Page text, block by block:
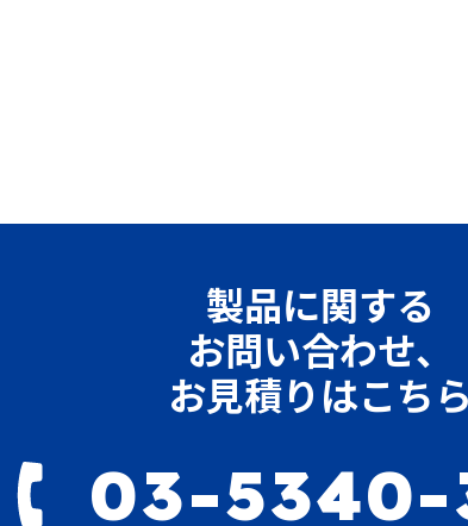
製品に関する
お問い合わせ、
お見積りはこちら
03-5340-